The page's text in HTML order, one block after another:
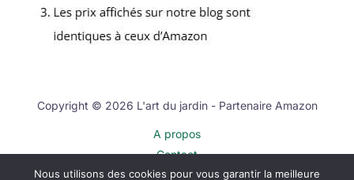
Copyright © 2026 L'art du jardin - Partenaire Amazon
A propos
Contact
Plan du site
Nous utilisons des cookies pour vous garantir la meilleure